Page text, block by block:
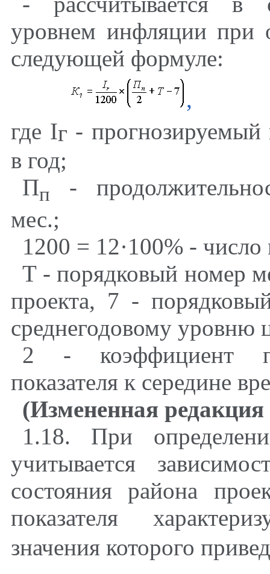
уровнем инфляции при
следующей формуле:
,
где Iг - прогнозируемый
в год;
Пп
-
мес.;
1200 = 12·100% - число
Т -порядковый номер
проекта, 7 -
среднегодовому уровню
2 - коэффициент
показателя к середине
(Измененная
1.18. При
учитывается
состояния района
показателя
значения которого